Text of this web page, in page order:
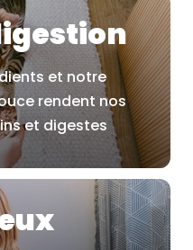
et notre
rendent nos
et digestes